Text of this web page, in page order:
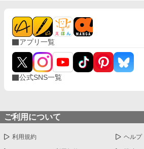
アプリ一覧
公式SNS一覧
ご利用について
利用規約 ヘルプ